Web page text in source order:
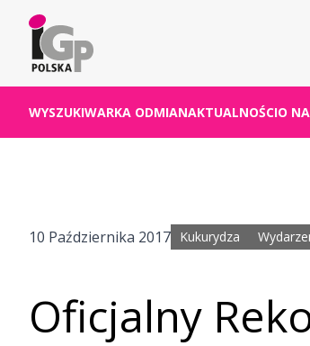
WYSZUKIWARKA ODMIANAKTUALNOŚCIO
10 Października 2017 Kukurydza
Oficjalny